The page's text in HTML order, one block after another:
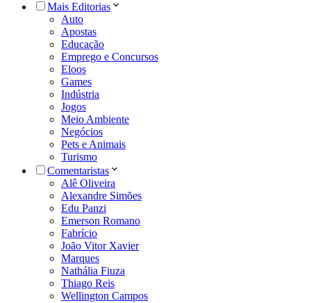
Mais Editorias
Auto
Apostas
Educação
Emprego e Concursos
Eloos
Games
Indústria
Jogos
Meio Ambiente
Negócios
Pets e Animais
Turismo
Comentaristas
Alê Oliveira
Alexandre Simões
Edu Panzi
Emerson Romano
Fabrício
João Vitor Xavier
Marques
Nathália Fiuza
Thiago Reis
Wellington Campos